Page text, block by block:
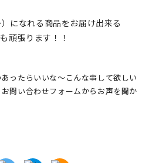
になれる商品をお届け出来る
頑張ります！！
ったらいいな～こんな事して欲しい
問い合わせフォームからお声を聞か